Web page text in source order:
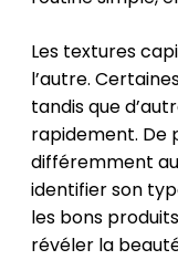
Les textures
l’autre.
tandis que
rapidement. De
différemment
identifier son
les bons
révéler la